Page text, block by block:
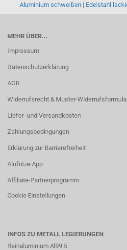
Aluminium schweißen| Edelstahl
MEHR ÜBER...
Impressum
Datenschutzerklärung
AGB
Widerrufsrecht & Muster-
Liefer- und Versandkosten
Zahlungsbedingungen
Erklärung zur Barrierefreiheit
Alufritze App
Affiliate-Partnerprogramm
Cookie Einstellungen
INFOS ZU METALL LEGIERUNGEN
Reinaluminium Al99.5